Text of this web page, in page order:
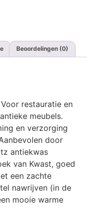
Beoordelingen (0)
restauratie en
meubels.
en verzorging
door
antiekwas
van Kwast, goed
een zachte
nawrijven (in de
mooie warme